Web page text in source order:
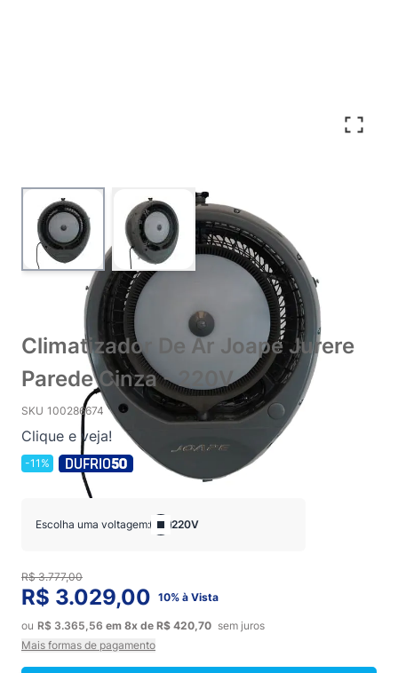
View larger imageView larger image
Climatizador De Ar Joape Jurere
Parede Cinza - 220V
SKU 100286674
Clique e veja!
-11%
Escolha uma voltagem: 220V
R$ 3.029,00 10% à Vista
ou R$ 3.365,56 em 8x de R$ 420,70 sem juros
Mais formas de pagamento
R$ 3.777,00